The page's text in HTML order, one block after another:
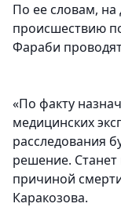
По ее словам,
происшествию
Фараби
«По факту
медицинских
расследования
решение.
причиной
Каракозова.